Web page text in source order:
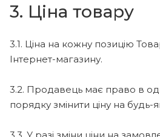
3. Ціна товару
3.1. Ціна на кожну позицію
Інтернет-магазину.
3.2. Продавець має право в
порядку змінити ціну на будь-